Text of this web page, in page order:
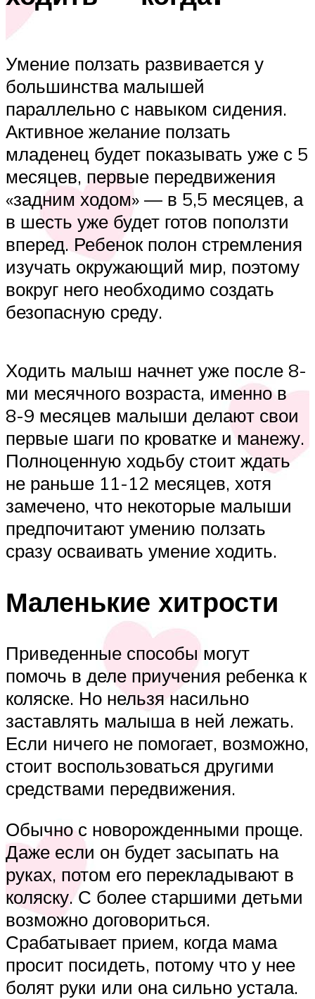
Умение ползать развивается у
большинства малышей
параллельно с навыком сидения.
Активное желание ползать
младенец будет показывать уже с 5
месяцев, первые передвижения
«задним ходом» — в 5,5 месяцев, а
в шесть уже будет готов поползти
вперед. Ребенок полон стремления
изучать окружающий мир, поэтому
вокруг него необходимо создать
безопасную среду.
Ходить малыш начнет уже после 8-
ми месячного возраста, именно в
8-9 месяцев малыши делают свои
первые шаги по кроватке и манежу.
Полноценную ходьбу стоит ждать
не раньше 11-12 месяцев, хотя
замечено, что некоторые малыши
предпочитают умению ползать
сразу осваивать умение ходить.
Маленькие хитрости
Приведенные способы могут
помочь в деле приучения ребенка к
коляске. Но нельзя насильно
заставлять малыша в ней лежать.
Если ничего не помогает, возможно,
стоит воспользоваться другими
средствами передвижения.
Обычно с новорожденными проще.
Даже если он будет засыпать на
руках, потом его перекладывают в
коляску. С более старшими детьми
возможно договориться.
Срабатывает прием, когда мама
просит посидеть, потому что у нее
болят руки или она сильно устала.